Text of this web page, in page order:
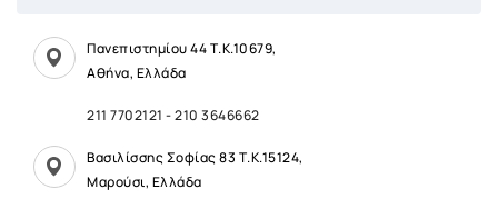
Πανεπιστημίου 44 Τ.Κ.10679,
Αθήνα, Ελλάδα
211 7702121 -210 3646662
Βασιλίσσης Σοφίας 83 Τ.Κ.15124,
Μαρούσι, Ελλάδα